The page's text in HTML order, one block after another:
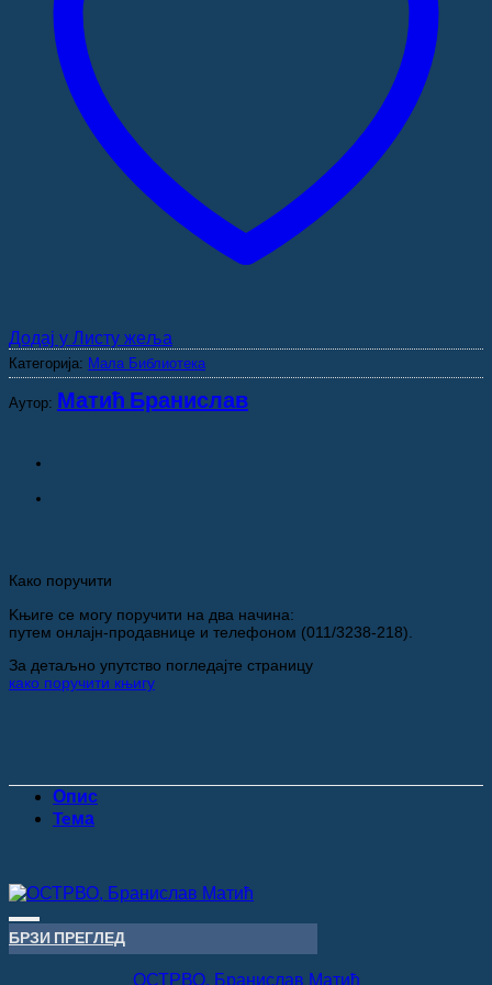
Додај у Листу жеља
Категорија: Мала Библиотека
Аутор: Матић Бранислав
Како поручити
Kњиге се могу поручити на два начина:
путем онлајн-продавнице и телефоном (011/3238-218).
За детаљно упутство погледајте страницу
како поручити књигу
Опис
Teма
Додај у Листу жеља
БРЗИ ПРЕГЛЕД
ОСТРВО, Бранислав Матић